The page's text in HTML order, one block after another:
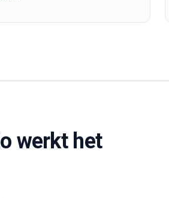
werkt het